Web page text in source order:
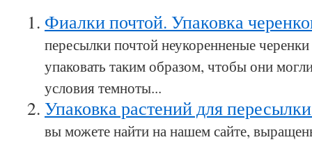
Фиалки почтой. Упаковка
пересылки почтой неукоренненые
упаковать таким образом, чтобы они
условия темноты...
Упаковка растений для
вы можете найти на нашем сайте,